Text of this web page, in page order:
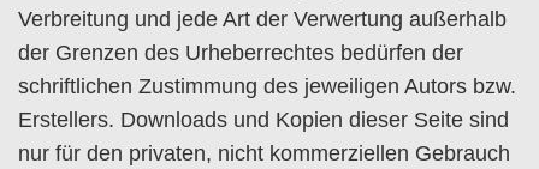
Verbreitung und jede Art der Verwertung außerhalb
der Grenzen des Urheberrechtes bedürfen der
schriftlichen Zustimmung des jeweiligen Autors bzw.
Erstellers. Downloads und Kopien dieser Seite sind
nur für den privaten, nicht kommerziellen Gebrauch